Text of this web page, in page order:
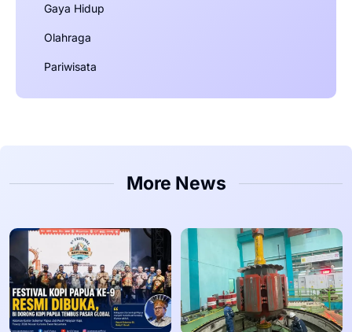
Gaya Hidup
Olahraga
Pariwisata
More News